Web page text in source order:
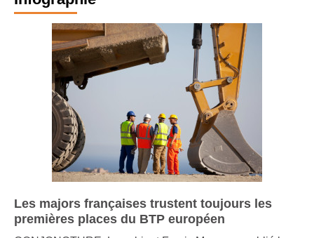
Infographie
Les majors françaises trustent toujours les
premières places du BTP européen